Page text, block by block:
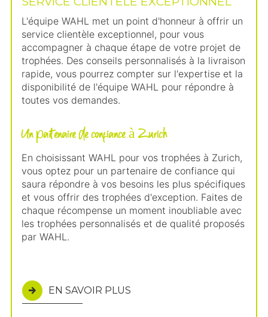
L'équipe WAHL met un point d'honneur à offrir un
service clientèle exceptionnel, pour vous
accompagner à chaque étape de votre projet de
trophées. Des conseils personnalisés à la livraison
rapide, vous pourrez compter sur l'expertise et la
disponibilité de l'équipe WAHL pour répondre à
toutes vos demandes.
Un partenaire de confiance à Zurich
En choisissant WAHL pour vos trophées à Zurich,
vous optez pour un partenaire de confiance qui
saura répondre à vos besoins les plus spécifiques
et vous offrir des trophées d'exception. Faites de
chaque récompense un moment inoubliable avec
les trophées personnalisés et de qualité proposés
par WAHL.
EN SAVOIR PLUS